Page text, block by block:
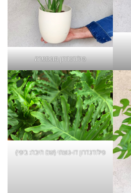
פילודנדרון מונסטרה
פילודנדרון דו-נוצתי (שם חיבה: ביפי)